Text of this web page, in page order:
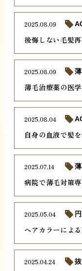
後悔しない毛髪
2025.08.09
薄毛治療薬の医
2025.08.09
自身の血液で髪
2025.08.04
病院で薄毛対策
2025.07.14
ヘアカラーによ
2025.05.04
2025.04.24